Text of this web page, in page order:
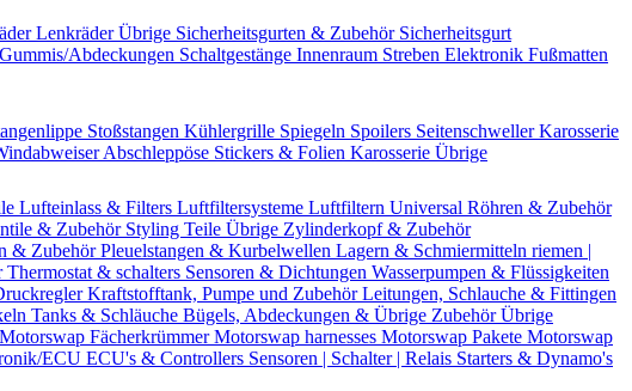
Lenkräder Übrige Sicherheitsgurten & Zubehör Sicherheitsgurt
Gummis/Abdeckungen Schaltgestänge Innenraum Streben Elektronik Fußmatten
Stoßstangen Kühlergrille Spiegeln Spoilers SeitenschwellerKarosserie
Abschleppöse Stickers & Folien Karosserie Übrige
Lufteinlass & Filters Luftfiltersysteme Luftfiltern Universal Röhren & Zubehör
& Zubehör Styling Teile Übrige Zylinderkopf & Zubehör
& ZubehörPleuelstangen & Kurbelwellen Lagern & Schmiermitteln riemen |
Thermostat & schalters Sensoren & Dichtungen Wasserpumpen & Flüssigkeiten
Kraftstofftank, Pumpe und ZubehörLeitungen, Schlauche & Fittingen
Tanks & Schläuche Bügels, Abdeckungen & Übrige ZubehörÜbrige
Motorswap FächerkrümmerMotorswap harnesses Motorswap Pakete Motorswap
ECU ECU's & Controllers Sensoren | Schalter | Relais Starters & Dynamo's